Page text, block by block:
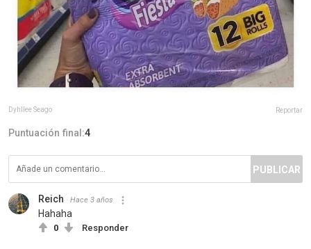
Dyhllee Seago Reportar
Puntuación final:4
PUBLICAR
Reich Hace 3 años
Hahaha
0 Responder